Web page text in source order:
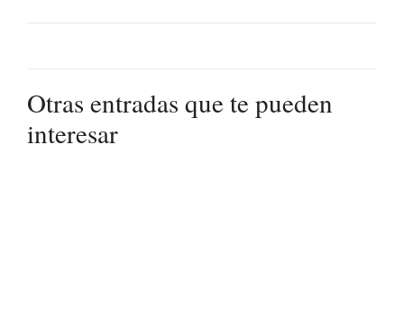
Otras entradas que te pueden
interesar